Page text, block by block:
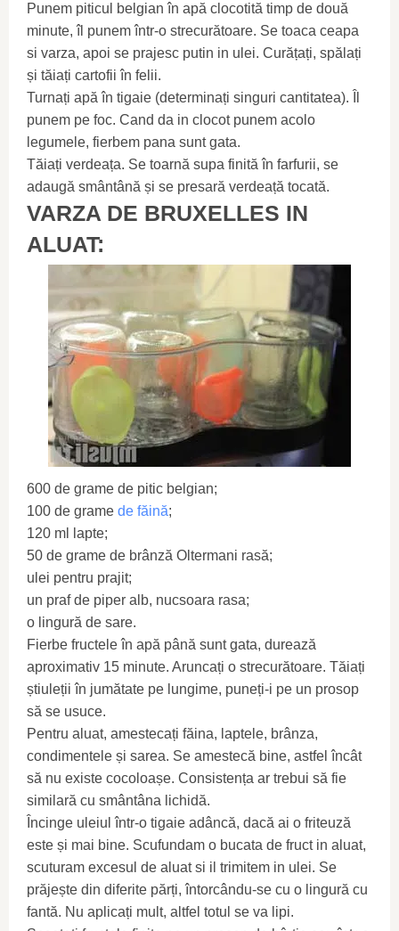
Punem piticul belgian în apă clocotită timp de două
minute, îl punem într-o strecurătoare. Se toaca ceapa
si varza, apoi se prajesc putin in ulei. Curățați, spălați
și tăiați cartofii în felii.
Turnați apă în tigaie (determinați singuri cantitatea). Îl
punem pe foc. Cand da in clocot punem acolo
legumele, fierbem pana sunt gata.
Tăiați verdeața. Se toarnă supa finită în farfurii, se
adaugă smântână și se presară verdeață tocată.
VARZA DE BRUXELLES IN
ALUAT:
600 de grame de pitic belgian;
100 de grame de făină;
120 ml lapte;
50 de grame de brânză Oltermani rasă;
ulei pentru prajit;
un praf de piper alb, nucsoara rasa;
o lingură de sare.
Fierbe fructele în apă până sunt gata, durează
aproximativ 15 minute. Aruncați o strecurătoare. Tăiați
știuleții în jumătate pe lungime, puneți-i pe un prosop
să se usuce.
Pentru aluat, amestecați făina, laptele, brânza,
condimentele și sarea. Se amestecă bine, astfel încât
să nu existe cocoloașe. Consistența ar trebui să fie
similară cu smântâna lichidă.
Încinge uleiul într-o tigaie adâncă, dacă ai o friteuză
este și mai bine. Scufundam o bucata de fruct in aluat,
scuturam excesul de aluat si il trimitem in ulei. Se
prăjește din diferite părți, întorcându-se cu o lingură cu
fantă. Nu aplicați mult, altfel totul se va lipi.